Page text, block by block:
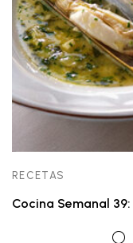
RECETAS
Cocina Semanal